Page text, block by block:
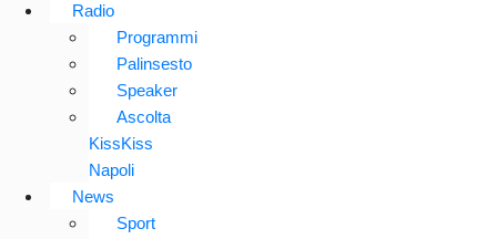
Radio
Programmi
Palinsesto
Speaker
Ascolta
KissKiss
Napoli
News
Sport